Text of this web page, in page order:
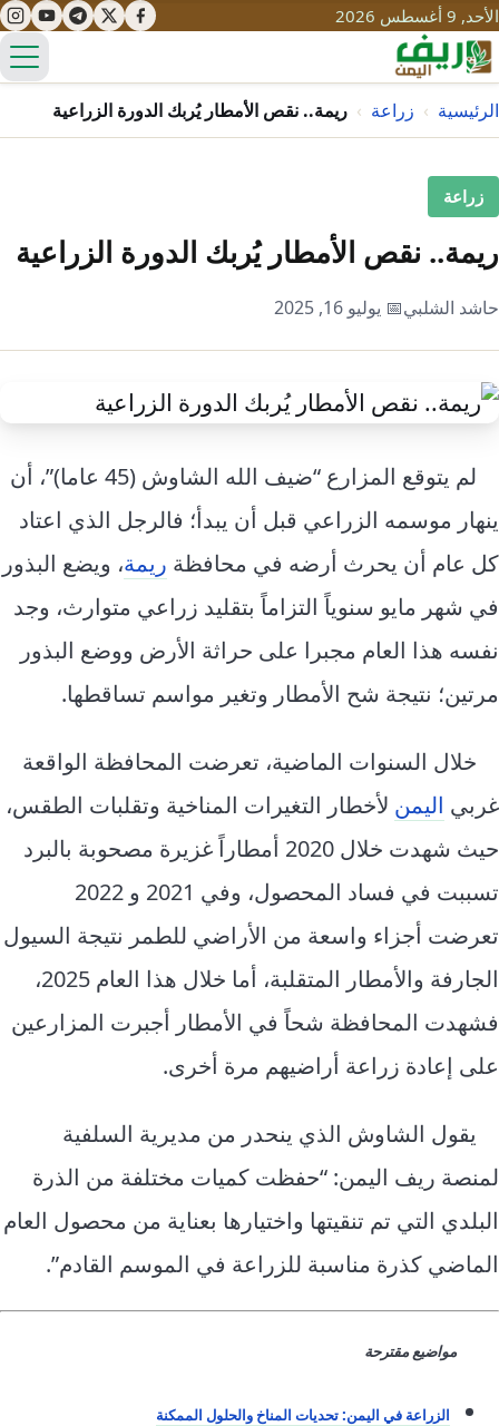
الأحد, 9 أغسطس 2026
تعليم
طرُق
سياحة
التغير المناخي
محميات
تحديات
معيشة
قصة
انفوجرافيك
قصص رقمية
تقارير صور
فيديو
الرئيسية › زراعة › ريمة.. نقص الأمطار يُربك الدورة الزراعية
زراعة
ريمة.. نقص الأمطار يُربك الدورة الزراعية
حاشد الشلبي📅 يوليو 16, 2025
لم يتوقع المزارع “ضيف الله الشاوش (45 عاما)”، أن
ينهار موسمه الزراعي قبل أن يبدأ؛ فالرجل الذي اعتاد
كل عام أن يحرث أرضه في محافظة ريمة، ويضع البذور
في شهر مايو سنوياً التزاماً بتقليد زراعي متوارث، وجد
نفسه هذا العام مجبرا على حراثة الأرض ووضع البذور
مرتين؛ نتيجة شح الأمطار وتغير مواسم تساقطها.
خلال السنوات الماضية، تعرضت المحافظة الواقعة
غربي اليمن لأخطار التغيرات المناخية وتقلبات الطقس،
حيث شهدت خلال 2020 أمطاراً غزيرة مصحوبة بالبرد
تسببت في فساد المحصول، وفي 2021 و 2022
تعرضت أجزاء واسعة من الأراضي للطمر نتيجة السيول
الجارفة والأمطار المتقلبة، أما خلال هذا العام 2025،
فشهدت المحافظة شحاً في الأمطار أجبرت المزارعين
على إعادة زراعة أراضيهم مرة أخرى.
يقول الشاوش الذي ينحدر من مديرية السلفية
لمنصة ريف اليمن: “حفظت كميات مختلفة من الذرة
البلدي التي تم تنقيتها واختيارها بعناية من محصول العام
الماضي كذرة مناسبة للزراعة في الموسم القادم”.
مواضيع مقترحة
الزراعة في اليمن: تحديات المناخ والحلول الممكنة